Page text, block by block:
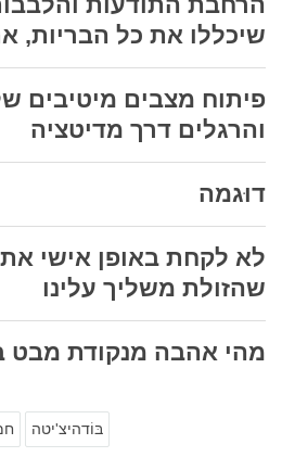
שיכללו את כל הבריות,
פיתוח מצבים מיטיבים
והרגלים דרך מדיטציה
דוּגמה
לא לקחת באופן אישי
שהזולת משליך עלינו
מהי אהבה מנקודת מבט
בּוֹדהיצ'יטה